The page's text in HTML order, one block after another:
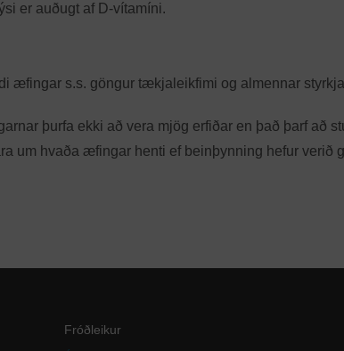
er auðugt af D-vítamíni.
æfingar s.s. göngur tækjaleikfimi og almennar
þurfa ekki að vera mjög erfiðar en það þarf að
um hvaða æfingar henti ef beinþynning hefur verið
Fróðleikur